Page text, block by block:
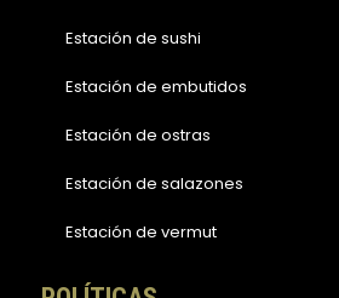
Estación de sushi
Estación de embutidos
Estación de ostras
Estación de salazones
Estación de vermut